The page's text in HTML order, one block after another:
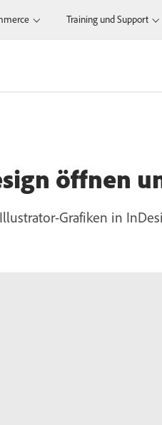
Training und Support
öffnen
Grafiken in